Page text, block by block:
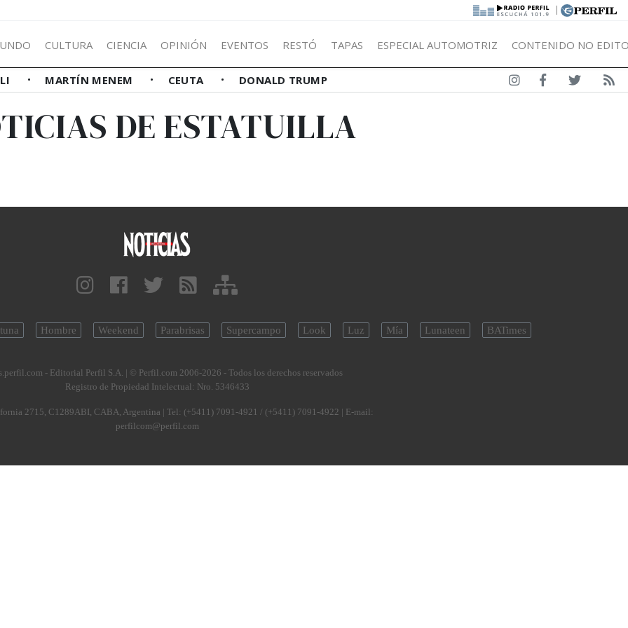
|
CULTURA CIENCIA OPINIÓN EVENTOS RESTÓ TAPAS ESPECIAL AUTOMOTRIZ CONTENIDO NO
MARTÍN MENEM CEUTA DONALD TRUMP
DE ESTATUILLA
Hombre Weekend Parabrisas Supercampo Look Luz Mía Lunateen BATimes
- Editorial Perfil S.A. | © Perfil.com 2006-2026 - Todos los derechos reservados
Registro de Propiedad Intelectual: Nro. 5346433
2715, C1289ABI, CABA, Argentina | Tel: (+5411) 7091-4921 / (+5411) 7091-4922 | E-mail:
perfilcom@perfil.com